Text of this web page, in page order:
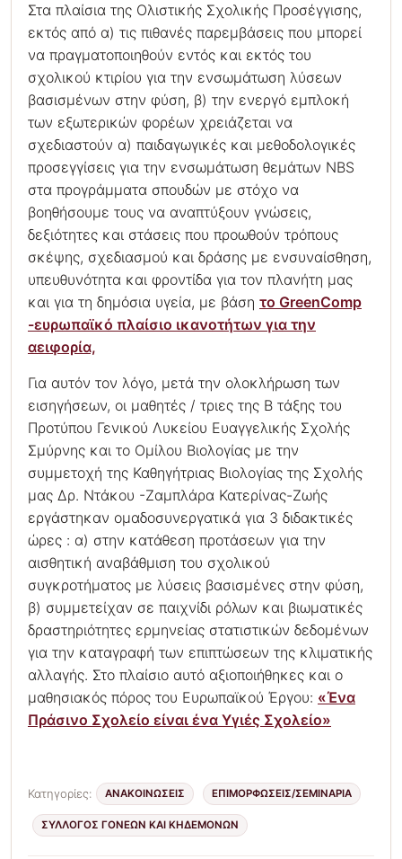
Στα πλαίσια της Ολιστικής Σχολικής Προσέγγισης,
εκτός από α) τις πιθανές παρεμβάσεις που μπορεί
να πραγματοποιηθούν εντός και εκτός του
σχολικού κτιρίου για την ενσωμάτωση λύσεων
βασισμένων στην φύση, β) την ενεργό εμπλοκή
των εξωτερικών φορέων χρειάζεται να
σχεδιαστούν α) παιδαγωγικές και μεθοδολογικές
προσεγγίσεις για την ενσωμάτωση θεμάτων NBS
στα προγράμματα σπουδών με στόχο να
βοηθήσουμε τους να αναπτύξουν γνώσεις,
δεξιότητες και στάσεις που προωθούν τρόπους
σκέψης, σχεδιασμού και δράσης με ενσυναίσθηση,
υπευθυνότητα και φροντίδα για τον πλανήτη μας
και για τη δημόσια υγεία, με βάση το GreenComp
-ευρωπαϊκό πλαίσιο ικανοτήτων για την
αειφορία,
Για αυτόν τον λόγο, μετά την ολοκλήρωση των
εισηγήσεων, οι μαθητές / τριες της Β τάξης του
Προτύπου Γενικού Λυκείου Ευαγγελικής Σχολής
Σμύρνης και το Ομίλου Βιολογίας με την
συμμετοχή της Καθηγήτριας Βιολογίας της Σχολής
μας Δρ. Ντάκου -Ζαμπλάρα Κατερίνας-Ζωής
εργάστηκαν ομαδοσυνεργατικά για 3 διδακτικές
ώρες : α) στην κατάθεση προτάσεων για την
αισθητική αναβάθμιση του σχολικού
συγκροτήματος με λύσεις βασισμένες στην φύση,
β) συμμετείχαν σε παιχνίδι ρόλων και βιωματικές
δραστηριότητες ερμηνείας στατιστικών δεδομένων
για την καταγραφή των επιπτώσεων της κλιματικής
αλλαγής. Στο πλαίσιο αυτό αξιοποιήθηκες και ο
μαθησιακός πόρος του Ευρωπαϊκού Έργου: «Ένα
Πράσινο Σχολείο είναι ένα Υγιές Σχολείο»
Κατηγορίες: ΑΝΑΚΟΙΝΩΣΕΙΣ ΕΠΙΜΟΡΦΏΣΕΙΣ/ΣΕΜΙΝΆΡΙΑ
ΣΎΛΛΟΓΟΣ ΓΟΝΈΩΝ ΚΑΙ ΚΗΔΕΜΌΝΩΝ